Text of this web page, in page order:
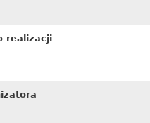
realizacji